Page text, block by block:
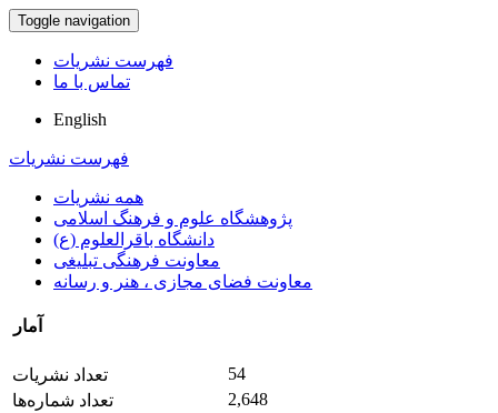
Toggle navigation
فهرست نشریات
تماس با ما
English
فهرست نشریات
همه نشریات
پژوهشگاه علوم و فرهنگ اسلامی
دانشگاه باقرالعلوم (ع)
معاونت فرهنگی تبلیغی
معاونت فضای مجازی ، هنر و رسانه
آمار
تعداد نشریات
54
تعداد شماره‌ها
2,648